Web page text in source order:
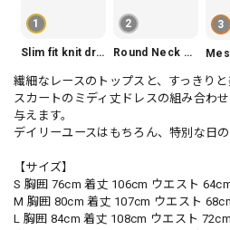
1
Slim fit knit dress(3color) V1330
2
Round Neck Tiered Sleeveless Dress V2290
3
繊細なレースのトップスと、すっきり
スカートのミディ丈ドレスの組み合わ
与えます。
デイリーユースはもちろん、特別な日の
【サイズ】
S 胸囲 76cm 着丈 106cm ウエスト
M 胸囲 80cm 着丈 107cm ウエスト
L 胸囲 84cm 着丈 108cm ウエスト 72cm